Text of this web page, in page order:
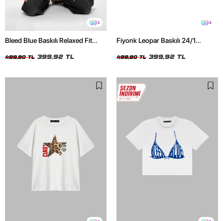
2
Bleed Blue Baskılı Relaxed Fit
499,90 TL 399,92 TL
4
Fiyonk Leopar Baskılı 24/1
Tshirt
499,90 TL 399,92 TL